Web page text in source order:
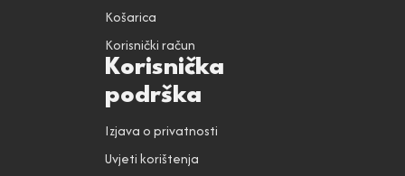
Košarica
Korisnički račun
Korisnička
podrška
Izjava o privatnosti
Uvjeti korištenja